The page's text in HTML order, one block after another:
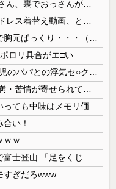
ロリ具合がエ□い
い！
ｗｗ
すぎだろwww